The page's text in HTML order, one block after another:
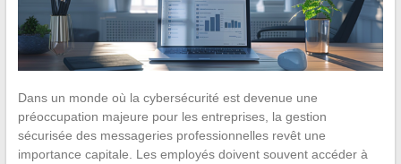
Dans un monde où la cybersécurité est devenue une
préoccupation majeure pour les entreprises, la gestion
sécurisée des messageries professionnelles revêt une
importance capitale. Les employés doivent souvent accéder à